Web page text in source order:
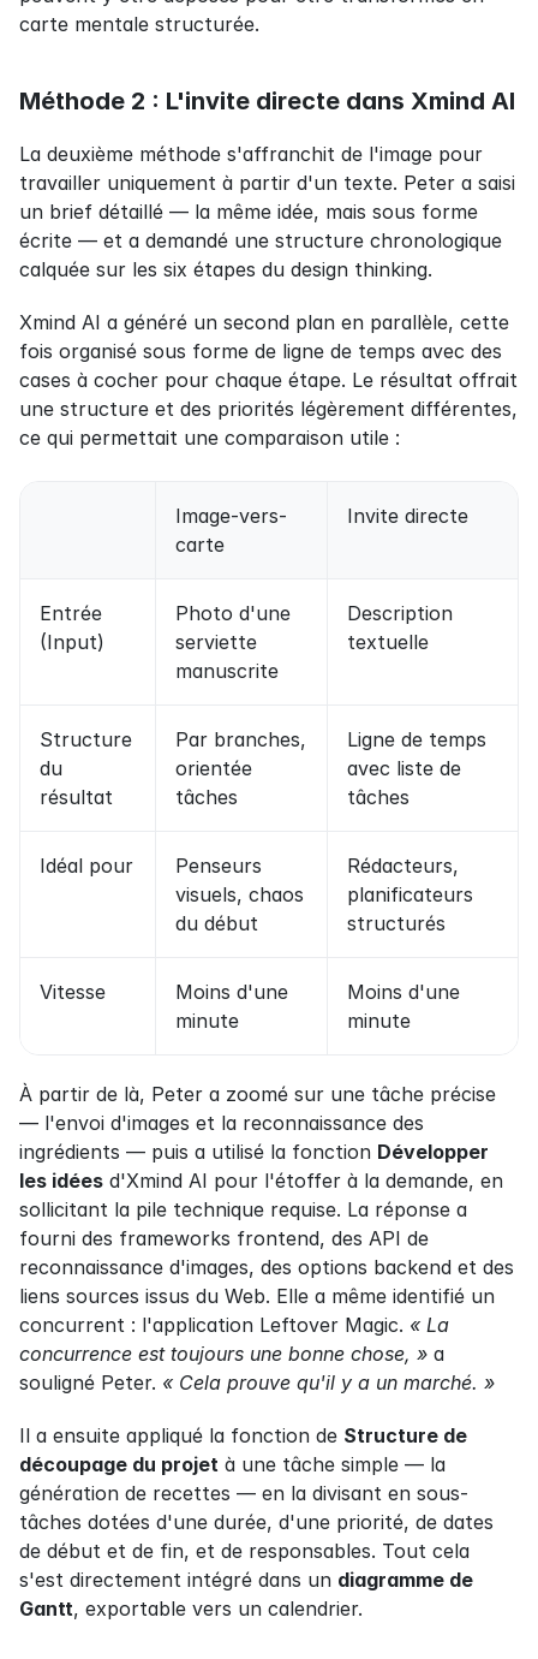
carte mentale structurée.
Méthode 2 : L'invite directe dans Xmind AI
La deuxième méthode s'affranchit de l'image pour
travailler uniquement à partir d'un texte. Peter a saisi
un brief détaillé — la même idée, mais sous forme
écrite — et a demandé une structure chronologique
calquée sur les six étapes du design thinking.
Xmind AI a généré un second plan en parallèle, cette
fois organisé sous forme de ligne de temps avec des
cases à cocher pour chaque étape. Le résultat offrait
une structure et des priorités légèrement différentes,
ce qui permettait une comparaison utile :
Image-vers-
carte
Invite directe
Entrée
(Input)
Photo d'une
serviette
manuscrite
Description
textuelle
Structure
du
résultat
Par branches,
orientée
tâches
Ligne de temps
avec liste de
tâches
Idéal pour
Penseurs
visuels, chaos
du début
Rédacteurs,
planificateurs
structurés
Vitesse
Moins d'une
minute
Moins d'une
minute
À partir de là, Peter a zoomé sur une tâche précise
— l'envoi d'images et la reconnaissance des
ingrédients — puis a utilisé la fonction Développer
les idées d'Xmind AI pour l'étoffer à la demande, en
sollicitant la pile technique requise. La réponse a
fourni des frameworks frontend, des API de
reconnaissance d'images, des options backend et des
liens sources issus du Web. Elle a même identifié un
concurrent : l'application Leftover Magic. « La
concurrence est toujours une bonne chose, » a
souligné Peter. « Cela prouve qu'il y a un marché. »
Il a ensuite appliqué la fonction de Structure de
découpage du projet à une tâche simple — la
génération de recettes — en la divisant en sous-
tâches dotées d'une durée, d'une priorité, de dates
de début et de fin, et de responsables. Tout cela
s'est directement intégré dans un diagramme de
Gantt, exportable vers un calendrier.